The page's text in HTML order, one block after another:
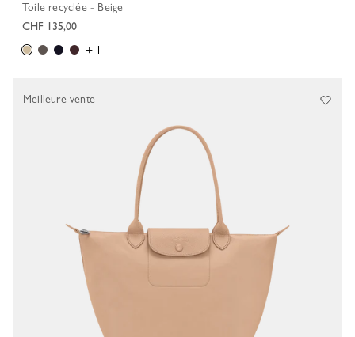
Toile recyclée - Beige
CHF 135,00
+ 1
Meilleure vente